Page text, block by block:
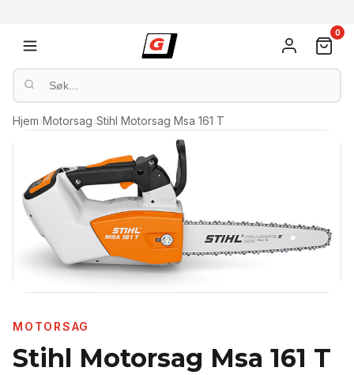
0
Hjem›Motorsag›Stihl Motorsag Msa 161 T
MOTORSAG
Stihl Motorsag Msa 161 T